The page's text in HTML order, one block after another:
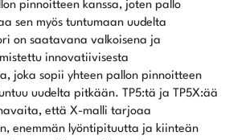
pinnoitteen kanssa, joten pallo
sen myös tuntumaan uudelta
on saatavana valkoisena ja
innovatiivisesta
joka sopii yhteen pallon pinnoitteen
uudelta pitkään. TP5:tä ja TP5X:ää
että X-malli tarjoaa
enemmän lyöntipituutta ja kiinteän